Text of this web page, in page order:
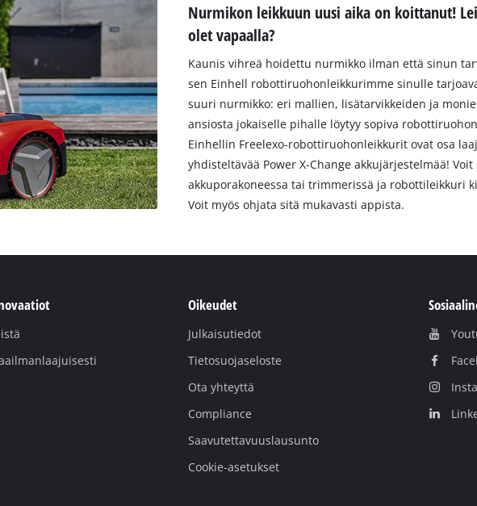
Nurmikon leikkuun uusi aika on koittanut!
olet vapaalla?
Kaunis vihreä hoidettu nurmikko ilman että sinun
sen Einhell robottiruohonleikkurimme sinulle
suuri nurmikko: eri mallien, lisätarvikkeiden ja
ansiosta jokaiselle pihalle löytyy sopiva
Einhellin Freelexo-robottiruohonleikkurit ovat osa
yhdisteltävää Power X-Change akkujärjestelmää!
akkuporakoneessa tai trimmerissä ja robottileikkuri
Voit myös ohjata sitä mukavasti appista.
Oikeudet
Julkaisutiedot
Tietosuojaseloste
Ota yhteyttä
Compliance
Saavutettavuuslausunto
Cookie-asetukset